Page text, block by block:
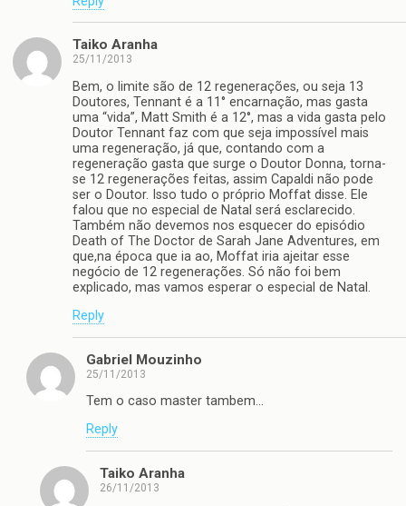
Taiko Aranha
25/11/2013
Bem, o limite são de 12 regenerações, ou seja 13
Doutores, Tennant é a 11° encarnação, mas gasta
uma “vida”, Matt Smith é a 12°, mas a vida gasta pelo
Doutor Tennant faz com que seja impossível mais
uma regeneração, já que, contando com a
regeneração gasta que surge o Doutor Donna, torna-
se 12 regenerações feitas, assim Capaldi não pode
ser o Doutor. Isso tudo o próprio Moffat disse. Ele
falou que no especial de Natal será esclarecido.
Também não devemos nos esquecer do episódio
Death of The Doctor de Sarah Jane Adventures, em
que,na época que ia ao, Moffat iria ajeitar esse
negócio de 12 regenerações. Só não foi bem
explicado, mas vamos esperar o especial de Natal.
Reply
Gabriel Mouzinho
25/11/2013
Tem o caso master tambem…
Reply
Taiko Aranha
26/11/2013